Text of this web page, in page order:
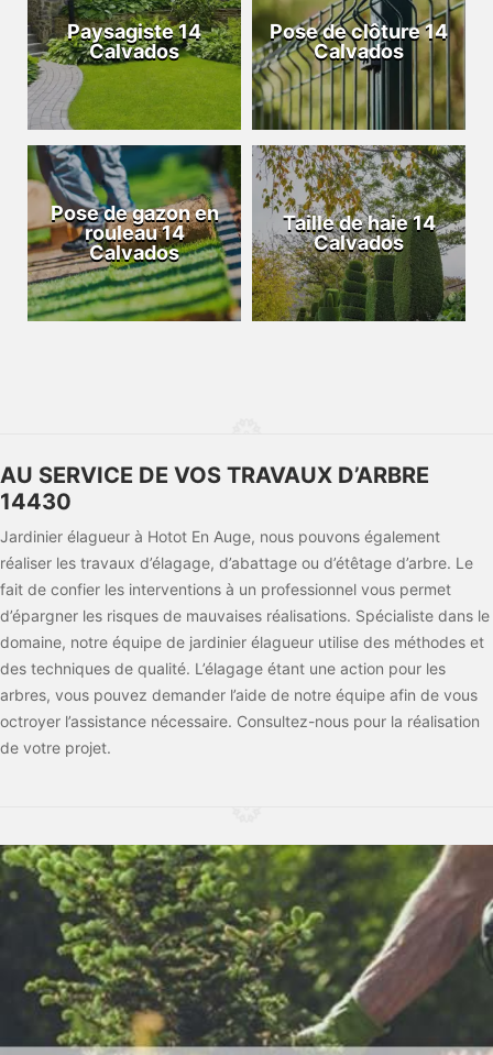
Paysagiste 14
Calvados
Pose de clôture 14
Calvados
Pose de gazon en
rouleau 14
Calvados
Taille de haie 14
Calvados
AU SERVICE DE VOS TRAVAUX D’ARBRE
14430
Jardinier élagueur à Hotot En Auge, nous pouvons également
réaliser les travaux d’élagage, d’abattage ou d’étêtage d’arbre. Le
fait de confier les interventions à un professionnel vous permet
d’épargner les risques de mauvaises réalisations. Spécialiste dans le
domaine, notre équipe de jardinier élagueur utilise des méthodes et
des techniques de qualité. L’élagage étant une action pour les
arbres, vous pouvez demander l’aide de notre équipe afin de vous
octroyer l’assistance nécessaire. Consultez-nous pour la réalisation
de votre projet.